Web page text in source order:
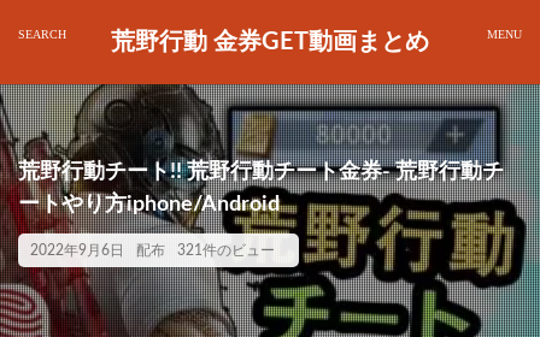
荒野行動 金券GET動画まとめ
荒野行動チート!! 荒野行動チート金券- 荒野行動チ
ートやり方iphone/Android
2022年9月6日 配布 321件のビュー